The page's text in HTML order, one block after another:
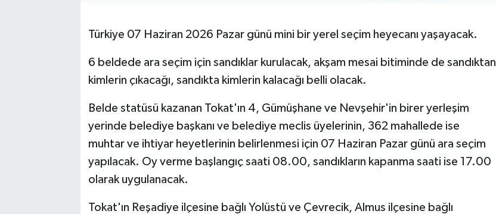
Türkiye 07 Haziran 2026 Pazar günü mini bir yerel seçim heyecanı yaşayacak.
6 beldede ara seçim için sandıklar kurulacak, akşam mesai bitiminde de sandıktan
kimlerin çıkacağı, sandıkta kimlerin kalacağı belli olacak.
Belde statüsü kazanan Tokat'ın 4, Gümüşhane ve Nevşehir'in birer yerleşim
yerinde belediye başkanı ve belediye meclis üyelerinin, 362 mahallede ise
muhtar ve ihtiyar heyetlerinin belirlenmesi için 07 Haziran Pazar günü ara seçim
yapılacak. Oy verme başlangıç saati 08.00, sandıkların kapanma saati ise 17.00
olarak uygulanacak.
Tokat'ın Reşadiye ilçesine bağlı Yolüstü ve Çevrecik, Almus ilçesine bağlı